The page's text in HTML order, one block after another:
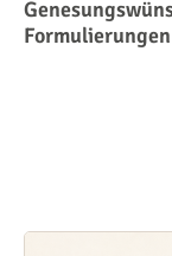
Formulierungen